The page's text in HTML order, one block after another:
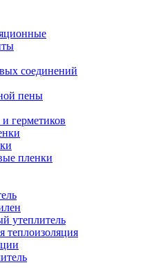
соединений
пены
герметиков
пленки
утеплитель
теплоизоляция